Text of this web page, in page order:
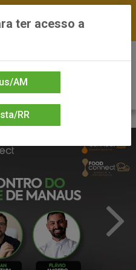
— Entrega em até 24h
ter acesso a
AM
RR